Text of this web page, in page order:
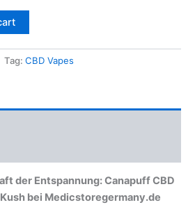
Tag: CBD Vapes
der Entspannung: Canapuff CBD
Kush bei Medicstoregermany.de